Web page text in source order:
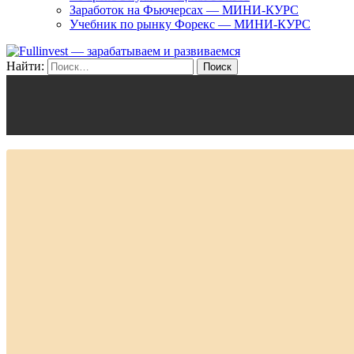
Заработок на Фьючерсах — МИНИ-КУРС
Учебник по рынку Форекс — МИНИ-КУРС
Найти: